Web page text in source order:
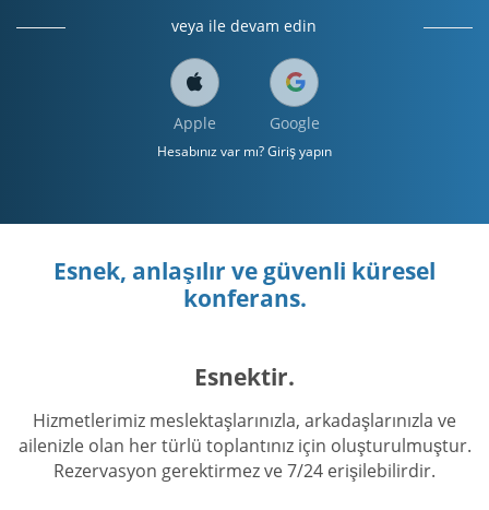
veya ile devam edin
Apple Google
Hesabınız var mı? Giriş yapın
Esnek, anlaşılır ve güvenli küresel
konferans.
Esnektir.
Hizmetlerimiz meslektaşlarınızla, arkadaşlarınızla ve
ailenizle olan her türlü toplantınız için oluşturulmuştur.
Rezervasyon gerektirmez ve 7/24 erişilebilirdir.